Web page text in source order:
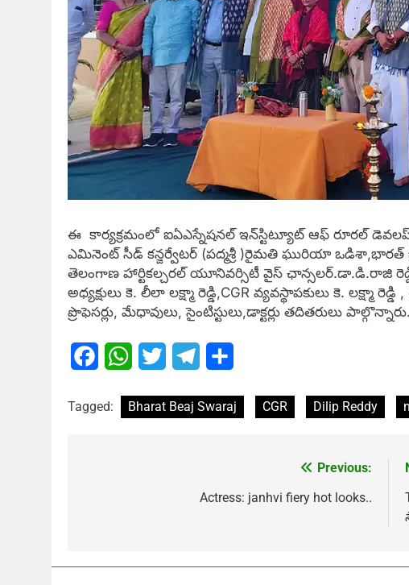
ఈ కార్యక్రమంలో ఐఏఎస్నేషనల్ ఇన్‌స్టిట్యూట్ ఆఫ్ రూరల్
ఎమినెంట్ సీడ్ కన్జర్వేటర్ (పద్మశ్రీ )రైమతి ఘురియా ఒడిశా,భారత్
తెలంగాణ హార్టికల్చరల్ యూనివర్సిటీ వైస్ ఛాన్సలర్.డా.డి.రాజి
అధ్యక్షులు కె. లీలా లక్ష్మా రెడ్డి,CGR వ్యవస్థాపకులు కె. లక్ష్మా
ప్రొఫెసర్లు, మేధావులు, సైంటిస్టులు,డాక్టర్లు తదితరులు పాల్గొన్నారు.
FacebookWhatsApp
Twitter Telegram
Tagged: Bharat Beaj Swaraj CGR Dilip Reddy
Previous:
Actress: janhvi fiery hot looks..